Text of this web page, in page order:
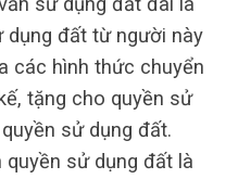
dụng đất từ người này
các hình thức chuyển
tặng cho quyền sử
sử dụng đất.
sử dụng đất là